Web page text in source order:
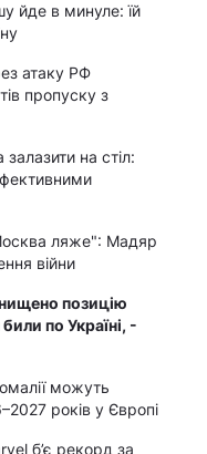
йде в минуле: їй
атаку РФ
пропуску з
залазити на стіл:
ляже": Мадяр
війни
позицію
по Україні, -
можуть
років у Європі
б’є рекорд за